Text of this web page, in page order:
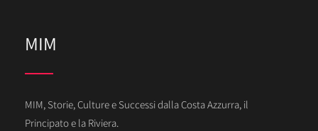
MIM
MIM, Storie, Culture e Successi dalla Costa Azzurra, il
Principato e la Riviera.